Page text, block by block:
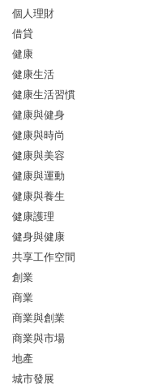
個人理財
借貸
健康
健康生活
健康生活習慣
健康與健身
健康與時尚
健康與美容
健康與運動
健康與養生
健康護理
健身與健康
共享工作空間
創業
商業
商業與創業
商業與市場
地產
城市發展